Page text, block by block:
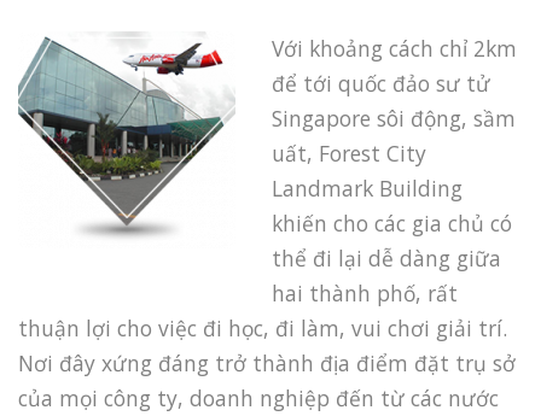
Với khoảng cách chỉ 2km
để tới quốc đảo sư tử
Singapore sôi động, sầm
uất, Forest City
Landmark Building
khiến cho các gia chủ có
thể đi lại dễ dàng giữa
hai thành phố, rất
thuận lợi cho việc đi học, đi làm, vui chơi giải trí.
Nơi đây xứng đáng trở thành địa điểm đặt trụ sở
của mọi công ty, doanh nghiệp đến từ các nước